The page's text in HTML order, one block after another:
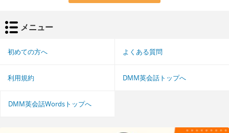
メニュー
初めての方へ よくある質問
利用規約 DMM英会話トップへ
DMM英会話Wordsトップへ